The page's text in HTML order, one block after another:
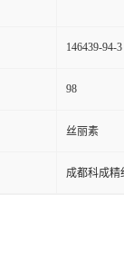
146439-94-3
98
丝丽素
成都科成精